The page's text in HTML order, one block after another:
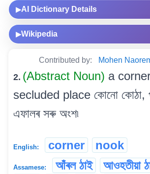
▶AI Dictionary Details
▶Wikipedia
Contributed by: Mohen
2. (Abstract Noun) a
secluded place কোনো কোঠা,
এফালৰ সৰু অংশ৷
English: corner nook
Assamese: আঁৰল ঠাই আওহতীয়া